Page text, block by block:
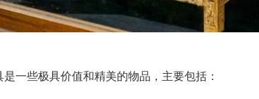
一些极具价值和精美的物品，主要包括：